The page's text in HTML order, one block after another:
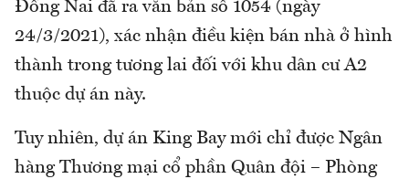
Đồng Nai đã ra văn bản số 1054 (ngày
24/3/2021), xác nhận điều kiện bán nhà ở hình
thành trong tương lai đối với khu dân cư A2
thuộc dự án này.
Tuy nhiên, dự án King Bay mới chỉ được Ngân
hàng Thương mại cổ phần Quân đội – Phòng